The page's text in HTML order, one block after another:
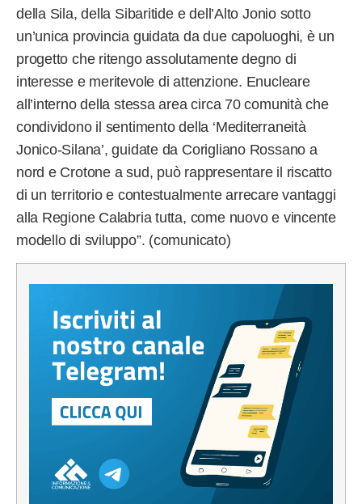
della Sila, della Sibaritide e dell’Alto Jonio sotto
un’unica provincia guidata da due capoluoghi, è un
progetto che ritengo assolutamente degno di
interesse e meritevole di attenzione. Enucleare
all’interno della stessa area circa 70 comunità che
condividono il sentimento della ‘Mediterraneità
Jonico-Silana’, guidate da Corigliano Rossano a
nord e Crotone a sud, può rappresentare il riscatto
di un territorio e contestualmente arrecare vantaggi
alla Regione Calabria tutta, come nuovo e vincente
modello di sviluppo”. (comunicato)